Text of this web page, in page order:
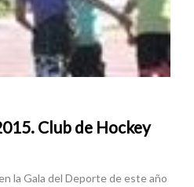
Club de Hockey
la Gala del Deporte de este año